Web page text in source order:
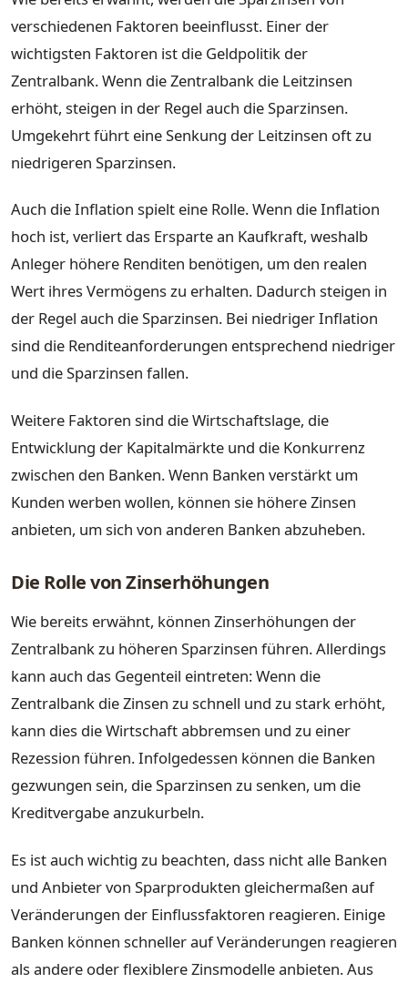
verschiedenen Faktoren beeinflusst. Einer der
wichtigsten Faktoren ist die Geldpolitik der
Zentralbank. Wenn die Zentralbank die Leitzinsen
erhöht, steigen in der Regel auch die Sparzinsen.
Umgekehrt führt eine Senkung der Leitzinsen oft zu
niedrigeren Sparzinsen.
Auch die Inflation spielt eine Rolle. Wenn die Inflation
hoch ist, verliert das Ersparte an Kaufkraft, weshalb
Anleger höhere Renditen benötigen, um den realen
Wert ihres Vermögens zu erhalten. Dadurch steigen in
der Regel auch die Sparzinsen. Bei niedriger Inflation
sind die Renditeanforderungen entsprechend niedriger
und die Sparzinsen fallen.
Weitere Faktoren sind die Wirtschaftslage, die
Entwicklung der Kapitalmärkte und die Konkurrenz
zwischen den Banken. Wenn Banken verstärkt um
Kunden werben wollen, können sie höhere Zinsen
anbieten, um sich von anderen Banken abzuheben.
Die Rolle von Zinserhöhungen
Wie bereits erwähnt, können Zinserhöhungen der
Zentralbank zu höheren Sparzinsen führen. Allerdings
kann auch das Gegenteil eintreten: Wenn die
Zentralbank die Zinsen zu schnell und zu stark erhöht,
kann dies die Wirtschaft abbremsen und zu einer
Rezession führen. Infolgedessen können die Banken
gezwungen sein, die Sparzinsen zu senken, um die
Kreditvergabe anzukurbeln.
Es ist auch wichtig zu beachten, dass nicht alle Banken
und Anbieter von Sparprodukten gleichermaßen auf
Veränderungen der Einflussfaktoren reagieren. Einige
Banken können schneller auf Veränderungen reagieren
als andere oder flexiblere Zinsmodelle anbieten. Aus